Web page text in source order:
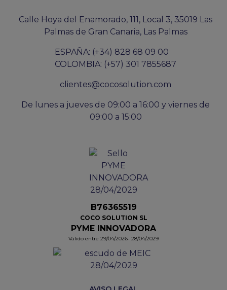
Calle Hoya del Enamorado, 111, Local 3, 35019 Las
Palmas de Gran Canaria, Las Palmas
ESPAÑA: (+34) 828 68 09 00
COLOMBIA: (+57) 301 7855687
clientes@cocosolution.com
De lunes a jueves de 09:00 a 16:00 y viernes de
09:00 a 15:00
B76365519
COCO SOLUTION SL
PYME INNOVADORA
Válido entre 29/04/2026- 28/04/2029